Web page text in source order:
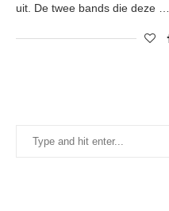
uit. De twee bands die deze …